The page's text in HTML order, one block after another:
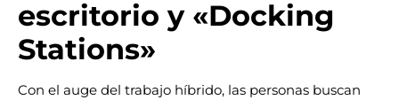
escritorio y «Docking
Stations»
Con el auge del trabajo híbrido, las personas buscan